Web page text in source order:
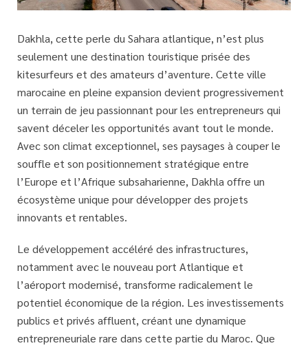
Dakhla, cette perle du Sahara atlantique, n’est plus
seulement une destination touristique prisée des
kitesurfeurs et des amateurs d’aventure. Cette ville
marocaine en pleine expansion devient progressivement
un terrain de jeu passionnant pour les entrepreneurs qui
savent déceler les opportunités avant tout le monde.
Avec son climat exceptionnel, ses paysages à couper le
souffle et son positionnement stratégique entre
l’Europe et l’Afrique subsaharienne, Dakhla offre un
écosystème unique pour développer des projets
innovants et rentables.
Le développement accéléré des infrastructures,
notamment avec le nouveau port Atlantique et
l’aéroport modernisé, transforme radicalement le
potentiel économique de la région. Les investissements
publics et privés affluent, créant une dynamique
entrepreneuriale rare dans cette partie du Maroc. Que